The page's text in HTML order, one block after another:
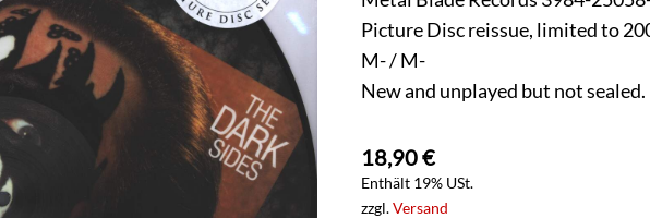
Picture Disc reissue, limited to
M- / M-
New and unplayed but not sealed.
18,90€
Enthält 19% USt.
zzgl.Versand